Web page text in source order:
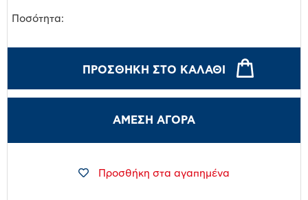
Ποσότητα:
ΠΡΟΣΘΉΚΗ ΣΤΟ ΚΑΛΆΘΙ
ΑΜΕΣΗ ΑΓΟΡΑ
Προσθήκη στα αγαπημένα